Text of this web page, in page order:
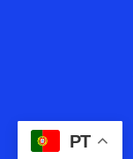
PT